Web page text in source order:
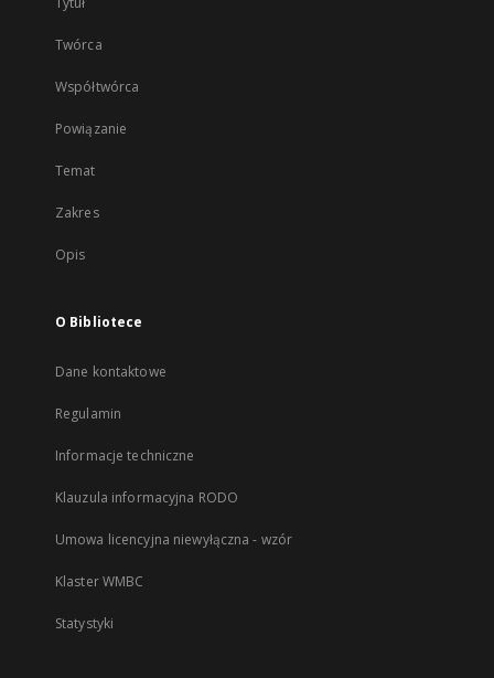
Twórca
Współtwórca
Powiązanie
Temat
Zakres
Opis
O Bibliotece
Dane kontaktowe
Regulamin
Informacje techniczne
Klauzula informacyjna RODO
Umowa licencyjna niewyłączna - wzór
Klaster WMBC
Statystyki